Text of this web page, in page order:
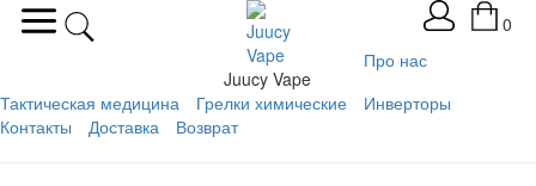
Juucy Vape
0
Про нас
Тактическая медицина
Грелки химические
Инверторы
Контакты
Доставка Возврат